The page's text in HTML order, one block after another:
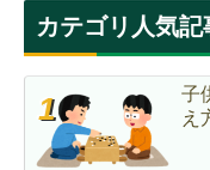
カテゴリ人気記
子
え